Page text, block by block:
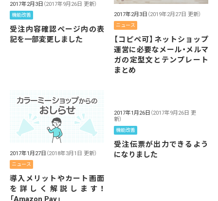
2017年2月3日 （2017年9月26日 更新）
機能改善
受注内容確認ページ内の表
記を一部変更しました
2017年2月3日 （2019年2月27日 更新）
ニュース
【コピペ可】ネットショップ
運営に必要なメール・メルマ
ガの定型文とテンプレート
まとめ
2017年1月27日 （2018年3月1日 更新）
ニュース
導入メリットやカート画面
を詳しく解説します！
「Amazon Pay」
2017年1月26日 （2017年9月26日 更
新）
機能改善
受注伝票が出力できるよう
になりました